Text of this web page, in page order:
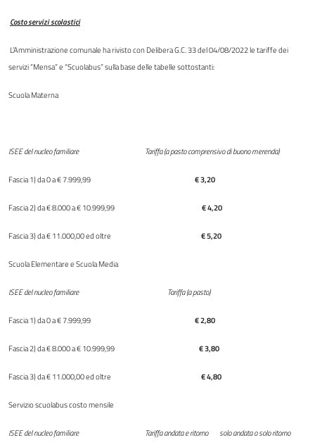
Costo servizi scolastici
L’Amministrazione comunale ha rivisto con Delibera G.C. 33 del 04/08/2022 le tariffe dei
servizi “Mensa” e “Scuolabus” sulla base delle tabelle sottostanti:
Scuola Materna
ISEE del nucleo familiare Tariffa (a pasto comprensivo di buono merenda)
Fascia 1) da 0 a € 7.999,99 € 3,20
Fascia 2) da € 8.000 a € 10.999,99 € 4,20
Fascia 3) da € 11.000,00 ed oltre € 5,20
Scuola Elementare e Scuola Media
ISEE del nucleo familiare Tariffa (a pasto)
Fascia 1) da 0 a € 7.999,99 € 2,80
Fascia 2) da € 8.000 a € 10.999,99 € 3,80
Fascia 3) da € 11.000,00 ed oltre € 4,80
Servizio scuolabus costo mensile
ISEE del nucleo familiare Tariffa andata e ritorno solo andata o solo ritorno